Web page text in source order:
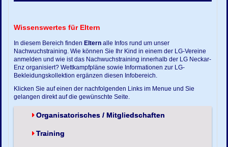
Wissenswertes für Eltern
In diesem Bereich finden Eltern alle Infos rund um unser
Nachwuchstraining. Wie können Sie Ihr Kind in einem der LG-Vereine
anmelden und wie ist das Nachwuchstraining innerhalb der LG Neckar-
Enz organisiert? Wettkampfpläne sowie Informationen zur LG-
Bekleidungskollektion ergänzen diesen Infobereich.
Klicken Sie auf einen der nachfolgenden Links im Menue und Sie
gelangen direkt auf die gewünschte Seite.
Organisatorisches / Mitgliedschaften
Training